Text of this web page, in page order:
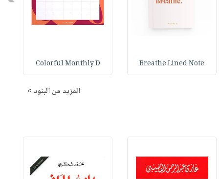
Breathe Lined Note
Colorful Monthly D
المزيد من البنود »